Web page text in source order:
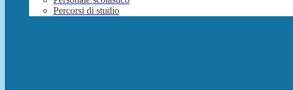
Percorsi di studio